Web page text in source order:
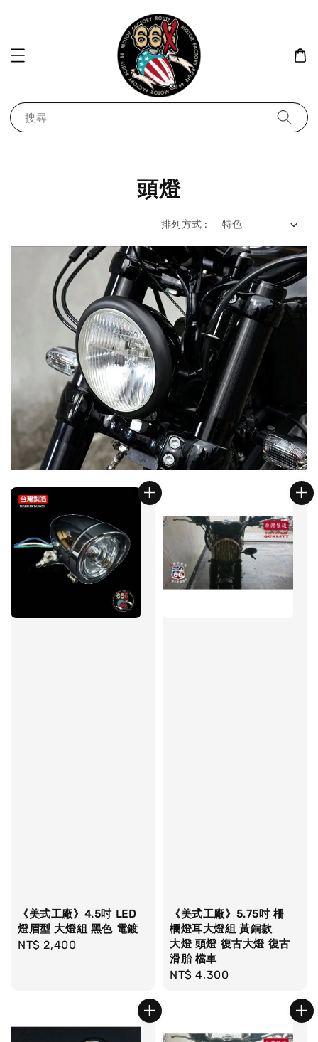
搜尋
頭燈
排列方式 :
《美式工廠》4.5吋 LED
燈眉型 大燈組 黑色 電鍍
Regular
NT$ 2,400
《美式工廠》5.75吋 柵
欄燈耳大燈組 黃銅款
大燈 頭燈 復古大燈 復古
滑胎 檔車
Regular
NT$ 4,300